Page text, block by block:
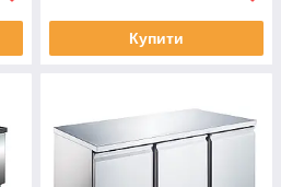
Купити